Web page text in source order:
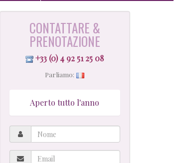
CONTATTARE &
PRENOTAZIONE
+33 (0) 4 92 51 25 08
Parliamo:
Aperto tutto l'anno
Nome
Email